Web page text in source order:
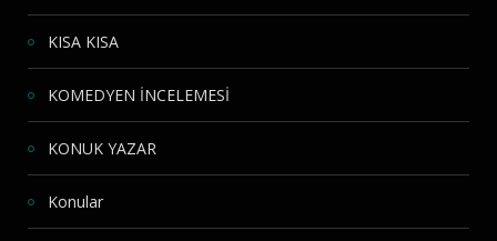
KISA KISA
KOMEDYEN İNCELEMESİ
KONUK YAZAR
Konular